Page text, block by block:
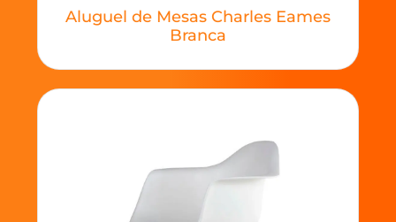
Aluguel de Mesas Charles Eames
Branca